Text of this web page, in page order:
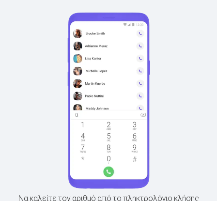
Να καλείτε τον αριθμό από το πληκτρολόγιο κλήσης